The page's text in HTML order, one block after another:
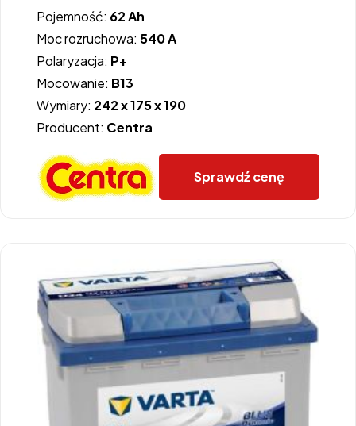
Pojemność: 62 Ah
Moc rozruchowa: 540 A
Polaryzacja: P+
Mocowanie: B13
Wymiary: 242 x 175 x 190
Producent: Centra
Sprawdź cenę